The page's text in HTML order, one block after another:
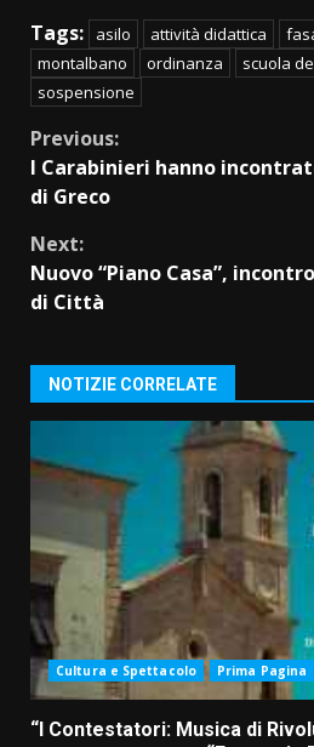
Tags:
asilo attività didattica
montalbano
ordinanza scuola
sospensione
Continue
Reading
Previous:
I Carabinieri hanno
di Greco
Next:
Nuovo “Piano Casa”,
di Città
NOTIZIE CORRELATE
Cultura e Spettacolo Prima Pagina
“I Contestatori: Musica di